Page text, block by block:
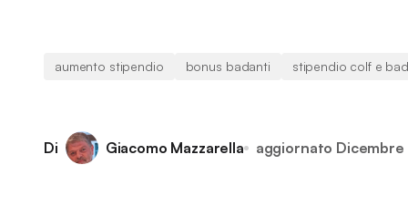
aumento stipendio bonus badanti stipendio colf e
Di Giacomo Mazzarella aggiornato